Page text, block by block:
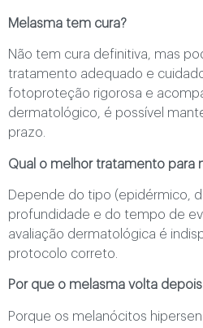
Melasma tem cura?
Não tem cura definitiva, mas
tratamento adequado e
fotoproteção rigorosa e
dermatológico, é possível
prazo.
Qual o melhor tratamento para
Depende do tipo (epidérmico,
profundidade e do tempo de
avaliação dermatológica é
protocolo correto.
Por que o melasma volta
Porque os melanócitos